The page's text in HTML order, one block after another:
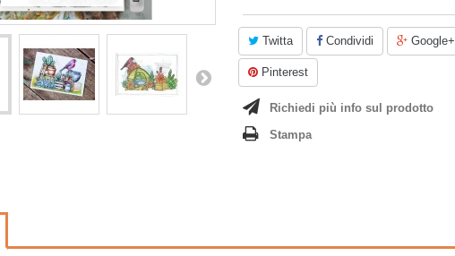
Twitta Condividi Google+
Pinterest
Richiedi più info sul prodotto
Stampa